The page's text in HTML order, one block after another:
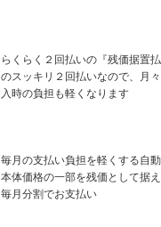
らくらく２回払いの『残価据置
のスッキリ２回払いなので、月
入時の負担も軽くなります
毎月の支払い負担を軽くする自
本体価格の一部を残価として据
毎月分割でお支払い